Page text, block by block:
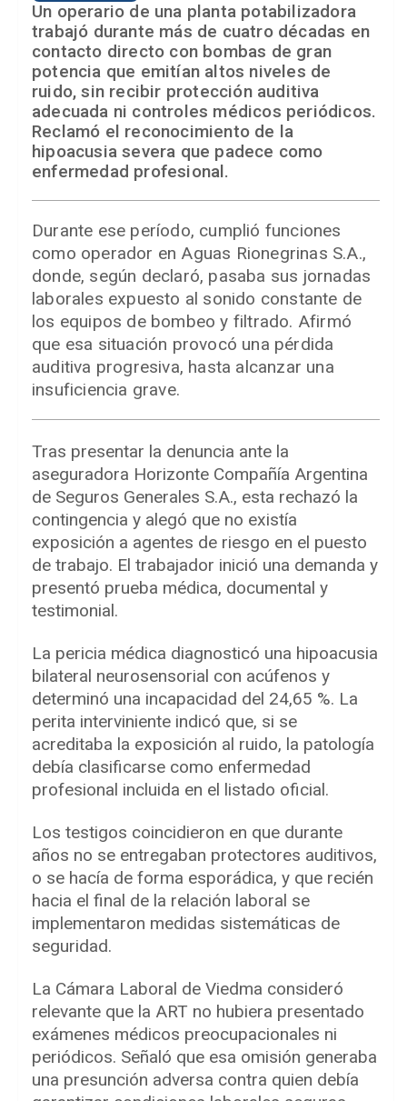
Un operario de una planta potabilizadora
trabajó durante más de cuatro décadas en
contacto directo con bombas de gran
potencia que emitían altos niveles de
ruido, sin recibir protección auditiva
adecuada ni controles médicos periódicos.
Reclamó el reconocimiento de la
hipoacusia severa que padece como
enfermedad profesional.
Durante ese período, cumplió funciones
como operador en Aguas Rionegrinas S.A.,
donde, según declaró, pasaba sus jornadas
laborales expuesto al sonido constante de
los equipos de bombeo y filtrado. Afirmó
que esa situación provocó una pérdida
auditiva progresiva, hasta alcanzar una
insuficiencia grave.
Tras presentar la denuncia ante la
aseguradora Horizonte Compañía Argentina
de Seguros Generales S.A., esta rechazó la
contingencia y alegó que no existía
exposición a agentes de riesgo en el puesto
de trabajo. El trabajador inició una demanda y
presentó prueba médica, documental y
testimonial.
La pericia médica diagnosticó una hipoacusia
bilateral neurosensorial con acúfenos y
determinó una incapacidad del 24,65 %. La
perita interviniente indicó que, si se
acreditaba la exposición al ruido, la patología
debía clasificarse como enfermedad
profesional incluida en el listado oficial.
Los testigos coincidieron en que durante
años no se entregaban protectores auditivos,
o se hacía de forma esporádica, y que recién
hacia el final de la relación laboral se
implementaron medidas sistemáticas de
seguridad.
La Cámara Laboral de Viedma consideró
relevante que la ART no hubiera presentado
exámenes médicos preocupacionales ni
periódicos. Señaló que esa omisión generaba
una presunción adversa contra quien debía